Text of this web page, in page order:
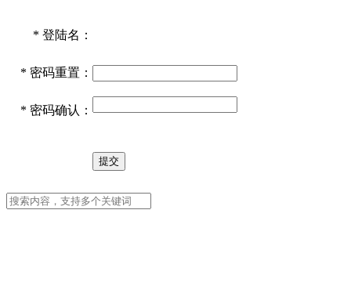
* 登陆名：
* 密码重置：
* 密码确认：